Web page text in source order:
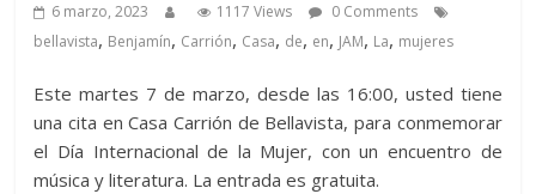
6 marzo, 2023 1117 Views
0 Comments
bellavista, Benjamín, Carrión, Casa, de, en, JAM, La, mujeres
Este martes 7 de marzo, desde las 16:00, usted tiene
una cita en Casa Carrión de Bellavista, para conmemorar
el Día Internacional de la Mujer, con un encuentro de
música y literatura. La entrada es gratuita.